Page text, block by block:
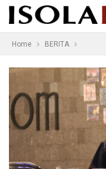
Home BERITA